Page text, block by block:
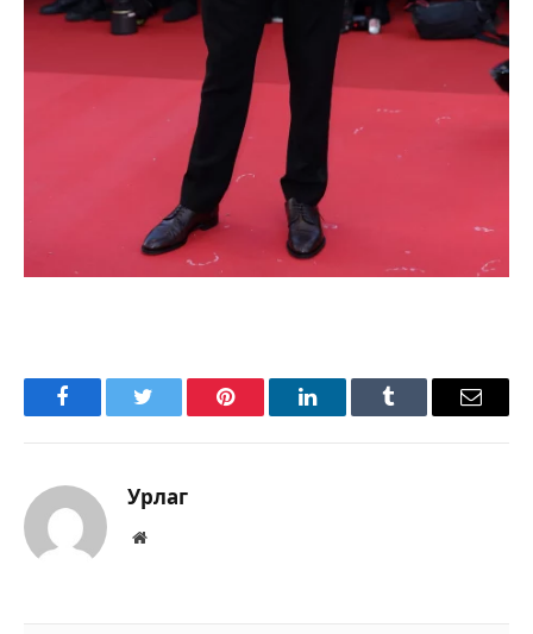
FacebookTwitter Pinterest LinkedInTumblr Имэйл
Урлаг
Вэбсайт